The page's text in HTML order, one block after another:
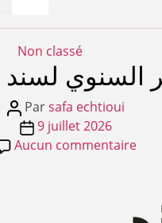
Catégories
Non classé
لسند 2025-2026
Auteur
de
l’article
Parsafa echtioui
Date
de
9 juillet 2026
Aucun commentairesur